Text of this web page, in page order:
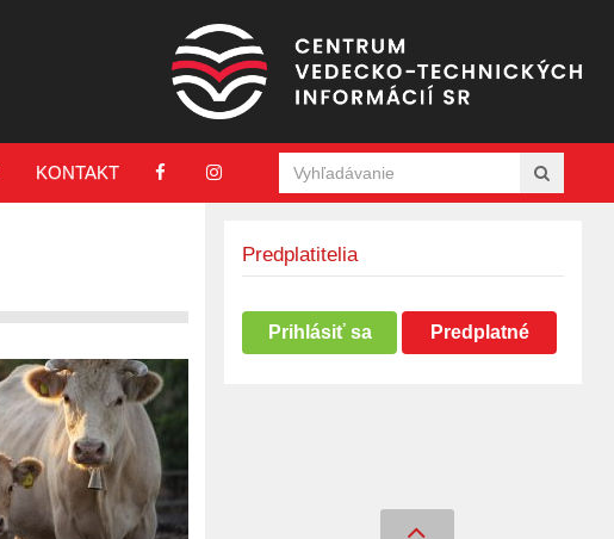
KONTAKT
Predplatitelia
Prihlásiť sa Predplatné